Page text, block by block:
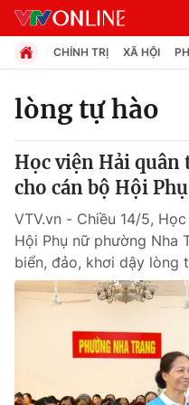
Chuyên mục
Chính trị
Xã hội
Pháp luật
Thế giới
CHÍNH TRỊ XÃ HỘI
lòng tự hào
Học viện Hải quân
cho cán bộ Hội
VTV.vn - Chiều 14/5,
Hội Phụ nữ phường Nha
biển, đảo, khơi dậy lòng